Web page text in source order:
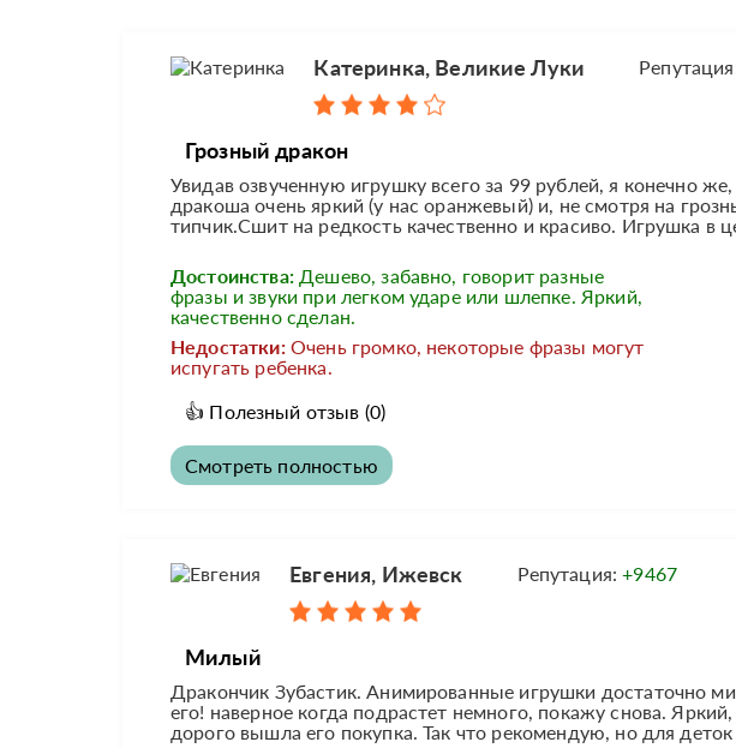
Катеринка, Великие Луки
Грозный дракон
Увидав озвученную игрушку всего за 99 рублей, я конечно
дракоша очень яркий (у нас оранжевый) и, не смотря на
типчик.Сшит на редкость качественно и красиво. Игрушка в
Достоинства: Дешево, забавно, говорит разные
фразы и звуки при легком ударе или шлепке. Яркий,
качественно сделан.
Недостатки: Очень громко, некоторые фразы могут
испугать ребенка.
👍 Полезный отзыв (0)
Смотреть полностью
Евгения, Ижевск Репутация:+9467
Милый
Дракончик Зубастик. Анимированные игрушки достаточно
его! наверное когда подрастет немного, покажу снова.
дорого вышла его покупка. Так что рекомендую, но для